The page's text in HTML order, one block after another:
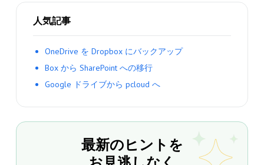
人気記事
OneDrive を Dropbox にバックアップ
Box から SharePoint への移行
Google ドライブから pcloud へ
最新のヒントを